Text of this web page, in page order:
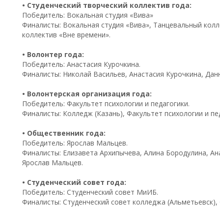
• Студенческий творческий коллектив года:
Победитель: Вокальная студия «Вива»
Финалисты: Вокальная студия «Вива», Танцевальный
коллектив «Вне времени».
• Волонтер года:
Победитель: Анастасия Курочкина.
Финалисты: Николай Васильев, Анастасия Курочкина,
• Волонтерская организация года:
Победитель: Факультет психологии и педагогики.
Финалисты: Колледж (Казань), Факультет психологии и
• Общественник года:
Победитель: Ярослав Мальцев.
Финалисты: Елизавета Архипычева, Алина Бородулина,
Ярослав Мальцев.
• Студенческий совет года:
Победитель: Студенческий совет МиИБ.
Финалисты: Студенческий совет колледжа